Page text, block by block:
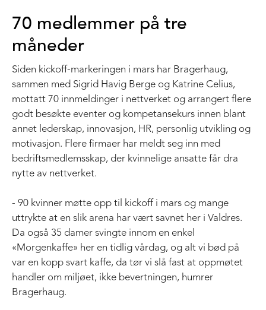
70 medlemmer på tre
måneder
Siden kickoff-markeringen i mars har Bragerhaug,
sammen med Sigrid Havig Berge og Katrine Celius,
mottatt 70 innmeldinger i nettverket og arrangert flere
godt besøkte eventer og kompetansekurs innen blant
annet lederskap, innovasjon, HR, personlig utvikling og
motivasjon. Flere firmaer har meldt seg inn med
bedriftsmedlemsskap, der kvinnelige ansatte får dra
nytte av nettverket.
- 90 kvinner møtte opp til kickoff i mars og mange
uttrykte at en slik arena har vært savnet her i Valdres.
Da også 35 damer svingte innom en enkel
«Morgenkaffe» her en tidlig vårdag, og alt vi bød på
var en kopp svart kaffe, da tør vi slå fast at oppmøtet
handler om miljøet, ikke bevertningen, humrer
Bragerhaug.